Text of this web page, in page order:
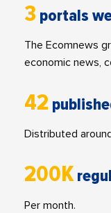
3 portals
The Ecomnews
economic news,
42
Distributed
200K
Per month.